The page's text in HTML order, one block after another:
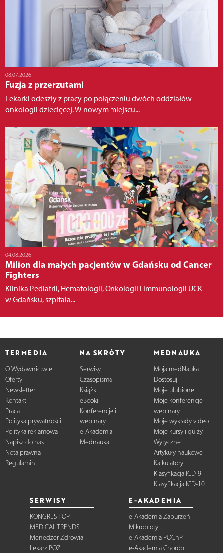
08.07.2026
Fuzja z przerzutami
Lekarki odeszły z pracy po połączeniu dwóch oddziałów
onkologii dziecięcej. W nowym miejscu...
04.08.2026
Milion dla małych pacjentów w Gdańsku od Cancer
Fighters
Klinika Pediatrii, Hematologii, Onkologii i Immunologii UCK
w Gdańsku, szpitala...
TERMEDIA
O Wydawnictwie
Oferty
Newsletter
Kontakt
Praca
Polityka prywatności
Polityka reklamowa
Napisz do nas
Nota prawna
Regulamin
NA SKRÓTY
Serwisy
Czasopisma
Książki
eBooki
Konferencje i
webinary
e-Akademia
Mednauka
MEDNAUKA
Moja medNauka
Dostosuj
Moje ulubione
Moje konferencje i
webinary
Moje wykłady video
Moje kursy i quizy
Wytyczne
Artykuły naukowe
Kalkulatory
Klasyfikacja ICD-9
Klasyfikacja ICD-10
SERWISY
KONGRES TOP
MEDICAL TRENDS
Menedżer Zdrowia
Lekarz POZ
E-AKADEMIA
e-Akademia Zaburzeń
Mikrobioty
e-Akademia POChP
e-Akademia Chorób